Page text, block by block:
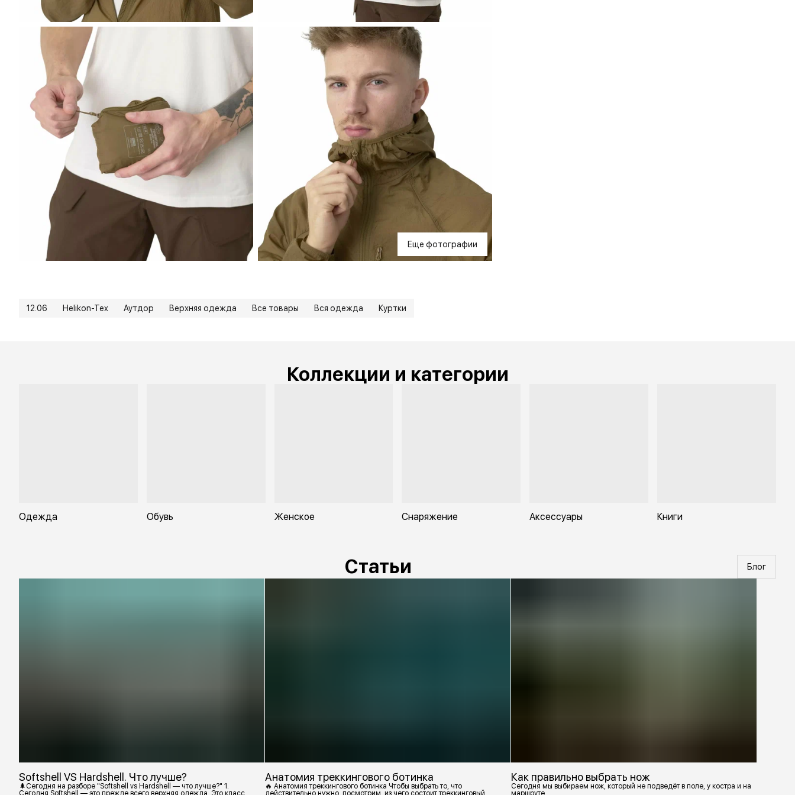
Еще фотографии
12.06 Helikon-Tex Аутдор Верхняя одежда Все товары Вся одежда Куртки
Коллекции и категории
Одежда Обувь Женское Снаряжение Аксессуары Книги
Статьи Блог
Softshell VS Hardshell. Что лучше?
🌲Сегодня на разборе "Softshell vs Hardshell — что лучше?" 1.
Сегодня Softshell — это прежде всего верхняя одежда. Это класс
Анатомия треккингового ботинка
🔥 Анатомия треккингового ботинка Чтобы выбрать то, что
действительно нужно, посмотрим, из чего состоит треккинговый
Как правильно выбрать нож
Сегодня мы выбираем нож, который не подведёт в поле, у костра и на
маршруте.